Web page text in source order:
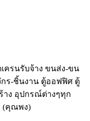
ครนรับจ้าง ขนส่ง-ขน
กร-ชิ้นงาน ตู้ออฟฟิศ ตู้
าง อุปกรณ์ต่างๆทุก
(คุณพง)